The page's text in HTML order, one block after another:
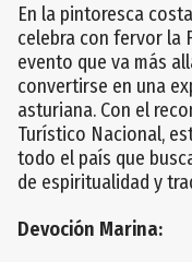
En la pintoresca
celebra con fervor la
evento que va más
convertirse en una
asturiana. Con el
Turístico Nacional,
todo el país que
de espiritualidad y
Devoción Marina: